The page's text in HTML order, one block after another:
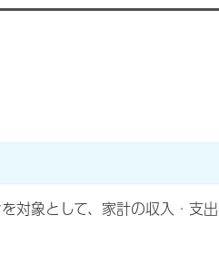
対象として、家計の収入・支